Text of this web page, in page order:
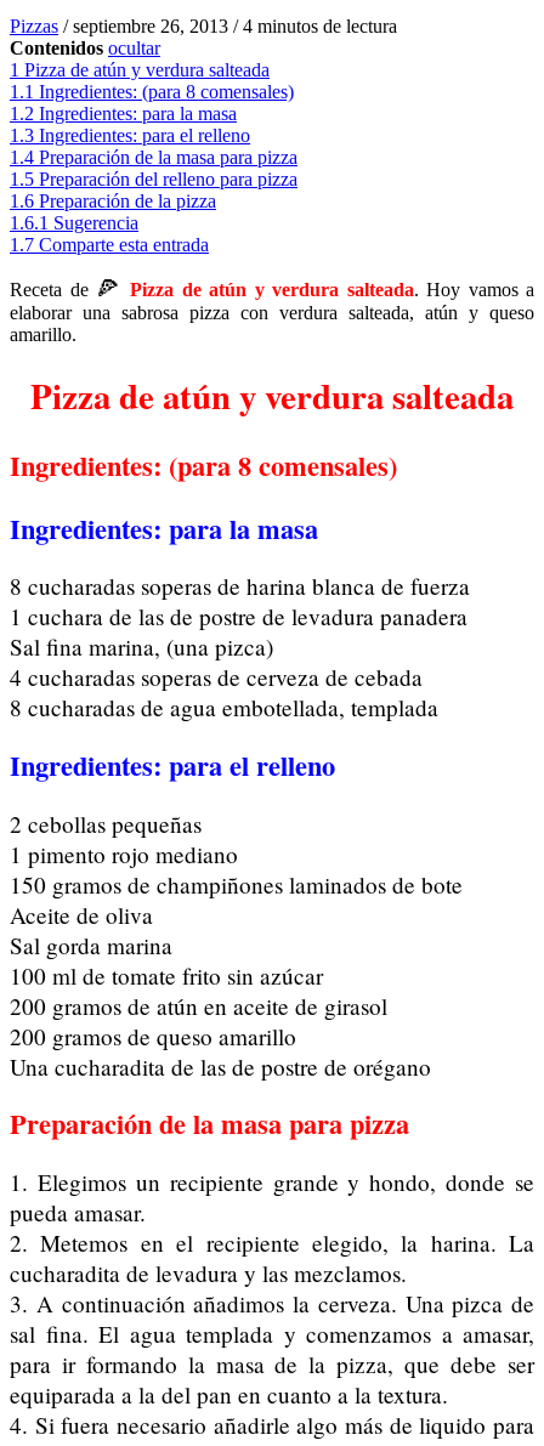
Pizzas /septiembre 26, 2013 /4 minutos de lectura
Contenidos ocultar
1 Pizza de atún y verdura salteada
1.1 Ingredientes: (para 8 comensales)
1.2 Ingredientes: para la masa
1.3 Ingredientes: para el relleno
1.4 Preparación de la masa para pizza
1.5 Preparación del relleno para pizza
1.6 Preparación de la pizza
1.6.1 Sugerencia
1.7 Comparte esta entrada
Receta de 🍕 Pizza de atún y verdura salteada. Hoy vamos a
elaborar una sabrosa pizza con verdura salteada, atún y queso
amarillo.
Pizza de atún y verdura salteada
Ingredientes: (para 8 comensales)
Ingredientes: para la masa
8 cucharadas soperas de harina blanca de fuerza
1 cuchara de las de postre de levadura panadera
Sal fina marina, (una pizca)
4 cucharadas soperas de cerveza de cebada
8 cucharadas de agua embotellada, templada
Ingredientes: para el relleno
2 cebollas pequeñas
1 pimento rojo mediano
150 gramos de champiñones laminados de bote
Aceite de oliva
Sal gorda marina
100 ml de tomate frito sin azúcar
200 gramos de atún en aceite de girasol
200 gramos de queso amarillo
Una cucharadita de las de postre de orégano
Preparación de la masa para pizza
1. Elegimos un recipiente grande y hondo, donde se
pueda amasar.
2. Metemos en el recipiente elegido, la harina. La
cucharadita de levadura y las mezclamos.
3. A continuación añadimos la cerveza. Una pizca de
sal fina. El agua templada y comenzamos a amasar,
para ir formando la masa de la pizza, que debe ser
equiparada a la del pan en cuanto a la textura.
4. Si fuera necesario añadirle algo más de liquido para